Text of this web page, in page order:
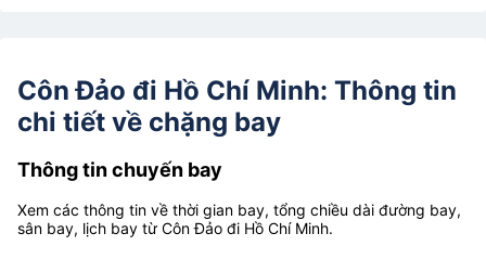
Côn Đảo đi Hồ Chí Minh: Thông tin
chi tiết về chặng bay
Thông tin chuyến bay
Xem các thông tin về thời gian bay, tổng chiều dài đường bay,
sân bay, lịch bay từ Côn Đảo đi Hồ Chí Minh.